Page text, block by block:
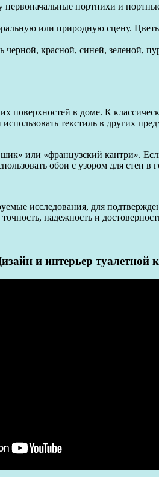
портнихи и
или природную сцену.
красной, синей, зеленой,
поверхностей в доме. К
текстиль в других
или «французский кантри».
обои с узором для стен
исследования, для
надежность и
и интерьер туалетной